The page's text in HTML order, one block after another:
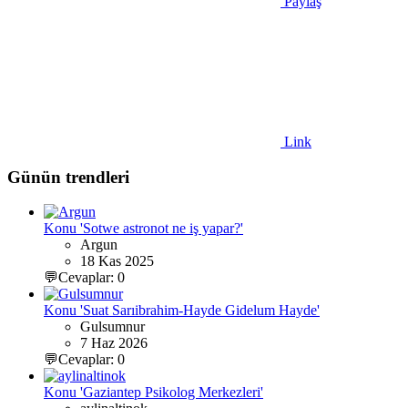
Link
Günün trendleri
Konu 'Sotwe astronot ne iş yapar?'
Argun
18 Kas 2025
💬Cevaplar: 0
Konu 'Suat Sarıibrahim-Hayde Gidelum Hayde'
Gulsumnur
7 Haz 2026
💬Cevaplar: 0
Konu 'Gaziantep Psikolog Merkezleri'